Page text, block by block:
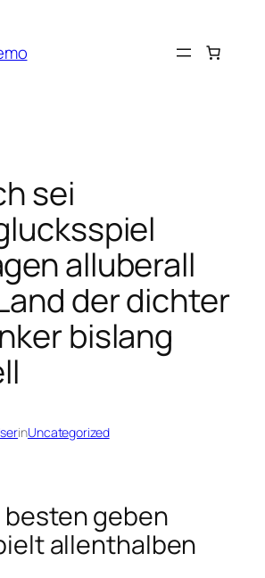
sei
alluberall
der dichter
bislang
inUncategorized
besten geben
allenthalben